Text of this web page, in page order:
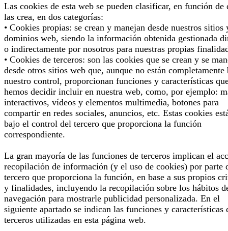
Las cookies de esta web se pueden clasificar, en función de
las crea, en dos categorías:
• Cookies propias: se crean y manejan desde nuestros sitios
dominios web, siendo la información obtenida gestionada
o indirectamente por nosotros para nuestras propias
• Cookies de terceros: son las cookies que se crean y se
desde otros sitios web que, aunque no están completamente
nuestro control, proporcionan funciones y características
hemos decidir incluir en nuestra web, como, por ejemplo:
interactivos, vídeos y elementos multimedia, botones para
compartir en redes sociales, anuncios, etc. Estas cookies
bajo el control del tercero que proporciona la función
correspondiente.
La gran mayoría de las funciones de terceros implican el
recopilación de información (y el uso de cookies) por parte
tercero que proporciona la función, en base a sus propios
y finalidades, incluyendo la recopilación sobre los hábitos
navegación para mostrarle publicidad personalizada. En el
siguiente apartado se indican las funciones y características
terceros utilizadas en esta página web.